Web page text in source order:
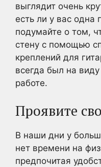
выглядит очень
есть ли у вас одна
подумайте о том,
стену с помощью
креплений для
всегда был на
работе.
Проявите
В наши дни у
нет времени на
предпочитая